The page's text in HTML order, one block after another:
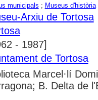
municipals ; Museus d'història
Arxiu de Tortosa
- 1987]
de Tortosa
Marcel·lí
B. Delta de